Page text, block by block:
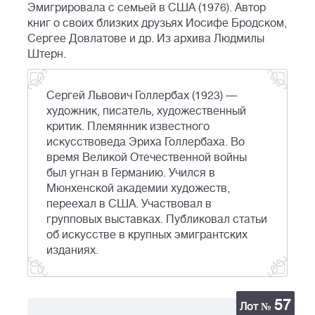
Эмигрировала с семьей в США (1976). Автор
книг о своих близких друзьях Иосифе Бродском,
Сергее Довлатове и др. Из архива Людмилы
Штерн.
Сергей Львович Голлербах (1923) —
художник, писатель, художественный
критик. Племянник известного
искусствоведа Эриха Голлербаха. Во
время Великой Отечественной войны
был угнан в Германию. Учился в
Мюнхенской академии художеств,
переехал в США. Участвовал в
групповых выставках. Публиковал статьи
об искусстве в крупных эмигрантских
изданиях.
Лот № 57